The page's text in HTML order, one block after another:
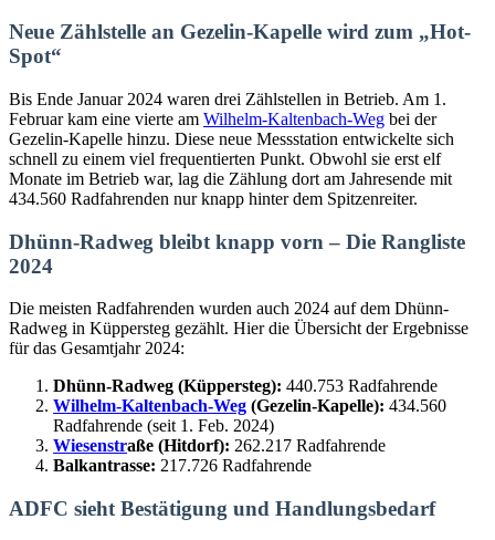
Neue Zählstelle an Gezelin-Kapelle wird zum „Hot-
Spot“
Bis Ende Januar 2024 waren drei Zählstellen in Betrieb. Am 1.
Februar kam eine vierte am Wilhelm-Kaltenbach-Weg bei der
Gezelin-Kapelle hinzu. Diese neue Messstation entwickelte sich
schnell zu einem viel frequentierten Punkt. Obwohl sie erst elf
Monate im Betrieb war, lag die Zählung dort am Jahresende mit
434.560 Radfahrenden nur knapp hinter dem Spitzenreiter.
Dhünn-Radweg bleibt knapp vorn – Die Rangliste
2024
Die meisten Radfahrenden wurden auch 2024 auf dem Dhünn-
Radweg in Küppersteg gezählt. Hier die Übersicht der Ergebnisse
für das Gesamtjahr 2024:
Dhünn-Radweg (Küppersteg): 440.753 Radfahrende
Wilhelm-Kaltenbach-Weg (Gezelin-Kapelle): 434.560
Radfahrende (seit 1. Feb. 2024)
Wiesenstraße (Hitdorf): 262.217 Radfahrende
Balkantrasse: 217.726 Radfahrende
ADFC sieht Bestätigung und Handlungsbedarf